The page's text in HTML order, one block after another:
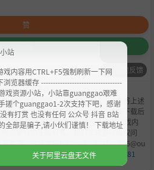
赞
问题反馈
's 搬运作品.
大媒体和网络，仅供试玩体验；不得将上述
则，一切后果请用户自负。您必须在下载后
彻底删除上述内容。如果您喜欢该游戏内
到更好的正版服务。我们非常重视版权问
处理。敬请谅解！E-mail：acgbns666@ou
断开下载链接https://steamzg.com/781
站
内容用CTRL+F5强制刷新一下网
浏览器缓存 ----------------------------------
戏资源小站，小站靠guanggao艰难
搓个guanggao1-2次支持下吧，感谢
有打赏 也没有任何 公众号 抖音 B站
全部是骗子,请小伙们谨慎！ 下载地址
关于阿里云盘无文件